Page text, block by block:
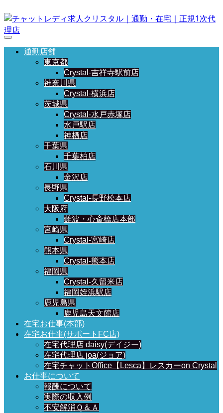
通勤店舗
東京都
Crystal-吉祥寺駅前店
神奈川県
Crystal-横浜店
茨城県
Crystal-水戸赤塚店
水戸駅店
神栖店
千葉県
千葉柏店
石川県
金沢店
長野県
Crystal-長野松本店
大阪府
難波・心斎橋店本部
宮崎県
Crystal-宮崎店
熊本県
Crystal-熊本店
福岡県
Crystal-久留米店
福岡姪浜駅店
鹿児島県
鹿児島天文館店
在宅お仕事(本部)
在宅お仕事(サポートFC店)
在宅代理店 daisy(デイジー)
在宅代理店 joa(ジョア)
在宅チャットOffice【Lesca】レスカーon Crystal
お仕事について
報酬について
実際の収入例
不安解消Ｑ＆Ａ